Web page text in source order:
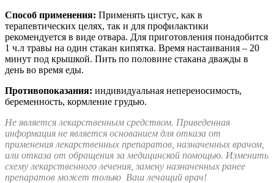
Способ применения: Применять цистус, как в
терапевтических целях, так и для профилактики
рекомендуется в виде отвара. Для приготовления понадобится
1 ч.л травы на один стакан кипятка. Время настаивания – 20
минут под крышкой. Пить по половине стакана дважды в
день во время еды.
Противопоказания: индивидуальная непереносимость,
беременность, кормление грудью.
Не является лекарственным средством. Приведенная
информация не является основанием для отказа от
применения лекарственных препаратов, назначенных врачом,
или отказа от обращения за медицинской помощью. Изменить
схему лекарственного лечения, замену назначенных ранее
препаратов может только Ваш лечащий врач!